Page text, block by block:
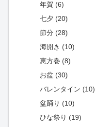
年賀 (6)
七夕 (20)
節分 (28)
海開き (10)
恵方巻 (8)
お盆 (30)
バレンタイン (10)
盆踊り (10)
ひな祭り (19)